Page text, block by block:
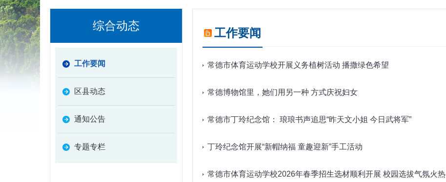
综合动态
工作要闻
区县动态
通知公告
专题专栏
工作要闻
常德市体育运动学校开展义务植树活动 播撒绿色希望
常德博物馆里，她们用另一种 方式庆祝妇女
常德市丁玲纪念馆： 琅琅书声追思“昨天文小姐 今日武将军”
丁玲纪念馆开展“新帽纳福 童趣迎新”手工活动
常德市体育运动学校2026年春季招生选材顺利开展 校园选拔气氛火热